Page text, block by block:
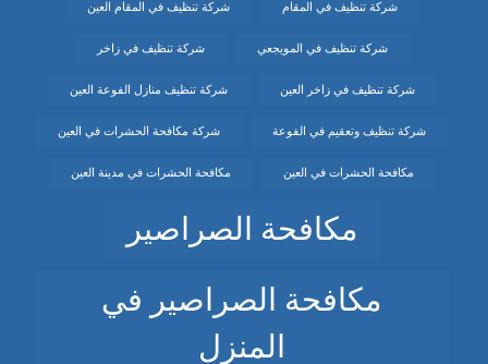
شركة تنظيف في المقام شركة تنظيف في المقام العين
شركة تنظيف في المويجعي شركة تنظيف في زاخر
شركة تنظيف في زاخر العين شركة تنظيف منازل الفوعة العين
شركة تنظيف وتعقيم في الفوعة شركة مكافحة الحشرات في العين
مكافحة الحشرات في العين مكافحة الحشرات في مدينة العين
مكافحة الصراصير
مكافحة الصراصير في
المنزل